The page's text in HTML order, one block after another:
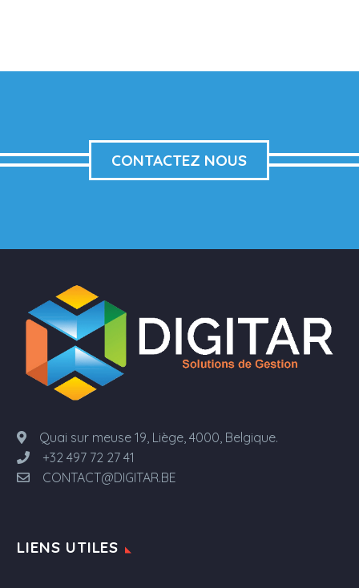
CONTACTEZ NOUS
Quai sur meuse 19, Liège, 4000, Belgique.
+32 497 72 27 41
CONTACT@DIGITAR.BE
LIENS UTILES